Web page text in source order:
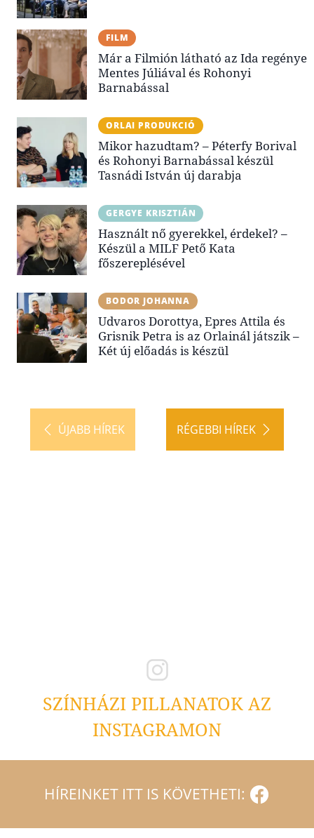
FILM
Már a Filmión látható az Ida regénye
Mentes Júliával és Rohonyi
Barnabással
ORLAI PRODUKCIÓ
Mikor hazudtam? – Péterfy Borival
és Rohonyi Barnabással készül
Tasnádi István új darabja
GERGYE KRISZTIÁN
Használt nő gyerekkel, érdekel? –
Készül a MILF Pető Kata
főszereplésével
BODOR JOHANNA
Udvaros Dorottya, Epres Attila és
Grisnik Petra is az Orlainál játszik –
Két új előadás is készül
ÚJABB HÍREK RÉGEBBI HÍREK
SZÍNHÁZI PILLANATOK AZ
INSTAGRAMON
HÍREINKET ITT IS KÖVETHETI: